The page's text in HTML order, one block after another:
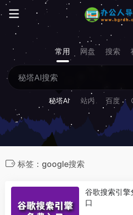
常用 网盘 搜索
秘塔AI 站内 百度
标签：google搜索
谷歌搜索引
口